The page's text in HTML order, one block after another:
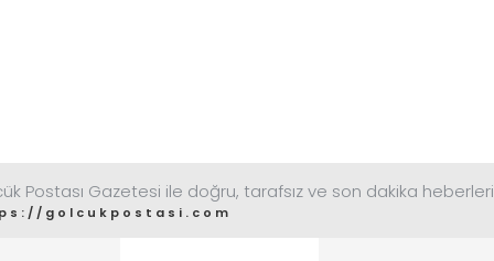
Postası Gazetesi ile doğru, tarafsız ve son dakika heberleri
golcukpostasi.com